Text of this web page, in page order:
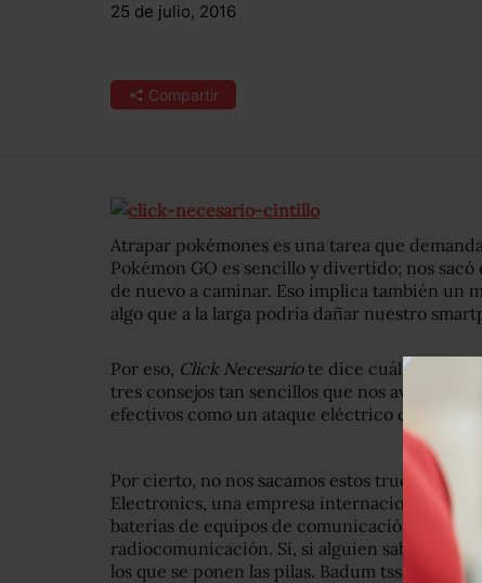
25 de julio, 2016
Compartir
Atrapar pokémones es una tarea que
Pokémon GO es sencillo y divertido; nos
de nuevo a caminar. Eso implica también un
algo que a la larga podría dañar nuestro
Por eso, Click Necesariote dice cuál es la
tres consejos tan sencillos que nos
efectivos como un ataque eléctrico contra un
Por cierto, no nos sacamos estos trucos de la
Electronics, una empresa internacional que
baterías de equipos de comunicación, así
radiocomunicación. Sí, si alguien sabe de
los que se ponen las pilas. Badum tsss.